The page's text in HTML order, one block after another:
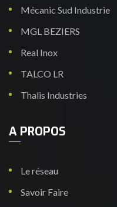
Mécanic Sud Industrie
MGL BEZIERS
Real Inox
TALCO LR
Thalis Industries
A PROPOS
Le réseau
Savoir Faire